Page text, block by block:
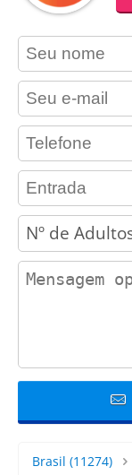
contact_name
contact_email
contact_phone
adults
contact_message
Brasil (11274)